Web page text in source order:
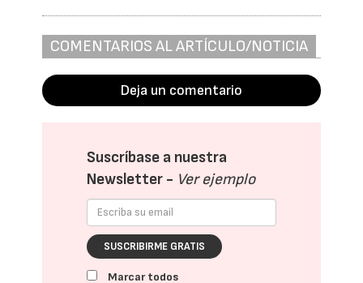
COMENTARIOS AL ARTÍCULO/NOTICIA
Deja un comentario
Suscríbase a nuestra
Newsletter - Ver ejemplo
SUSCRIBIRME GRATIS
Marcar todos